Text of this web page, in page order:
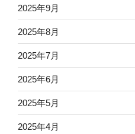
2025年9月
2025年8月
2025年7月
2025年6月
2025年5月
2025年4月